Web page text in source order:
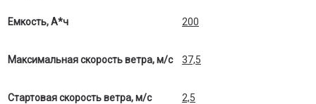
Емкость, А*ч 200
Максимальная скорость ветра, м/с 37,5
Стартовая скорость ветра, м/с 2,5